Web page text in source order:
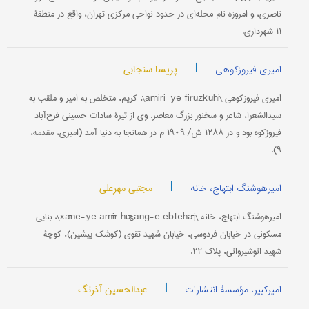
ناصری، و امروزه نام محله‌ای در حدود نواحی مرکزی تهران، واقع در منطقۀ
۱۱ شهرداری.
امیری فیروزکوهی | پریسا سنجابی
امیری فیروزکوهی \amīrī-ye fīrūzkūhī\، کریم، متخلص به امیر و ملقب به
سیدالشعرا، شاعر و سخنور بزرگ معاصر. وی از تیرۀ سادات حسینی فرح‌آباد
فیروزکوه بود و در ۱۲۸۸ ش/ ۱۹۰۹ م در همانجا به دنیا آمد (امیری، مقدمه،
۹).
امیرهوشنگ ابتهاج، خانه | مجتبی مهرعلی
امیرهوشنگ ابتهاج، خانه \xāne-ye amīr hūšang-e ebtehāj\، بنایی
مسکونی در خیابان فردوسی، خیابان شهید تقوی (کوشک پیشین)، کوچۀ
شهید انوشیروانی، پلاک ۲۲.
امیرکبیر، مؤسسۀ انتشارات | عبدالحسین آذرنگ